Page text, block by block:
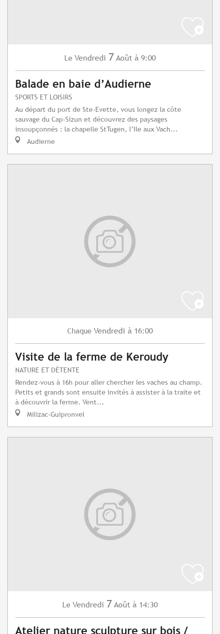
Le Vendredi 7 Août à 9:00
Balade en baie d’Audierne
SPORTS ET LOISIRS
Au départ du port de Ste-Evette, vous longez la côte
sauvage du Cap-Sizun et découvrez des paysages
insoupçonnés : la chapelle StTugen, l’Ile aux Vach...
Audierne
Chaque Vendredi à 16:00
Visite de la ferme de Keroudy
NATURE ET DÉTENTE
Rendez-vous à 16h pour aller chercher les vaches au champ.
Petits et grands sont ensuite invités à assister à la traite et
à découvrir la ferme. Vent...
Milizac-Guipronvel
Le Vendredi 7 Août à 14:30
Atelier nature sculpture sur bois /